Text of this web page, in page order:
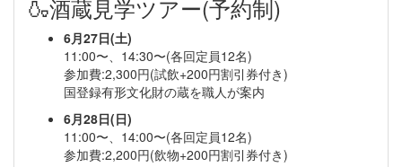
🍶酒蔵見学ツアー(予約制)
6月27日(土)
11:00〜、14:30〜(各回定員12名)
参加費:2,300円(試飲+200円割引券付き)
国登録有形文化財の蔵を職人が案内
6月28日(日)
11:00〜、14:00〜(各回定員12名)
参加費:2,200円(飲物+200円割引券付き)